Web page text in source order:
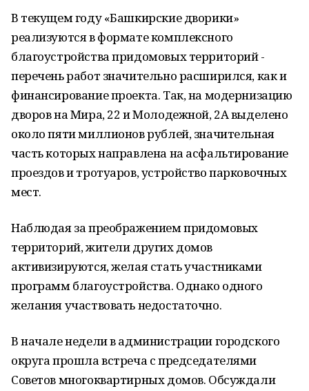
В текущем году «Башкирские дворики»
реализуются в формате комплексного
благоустройства придомовых территорий -
перечень работ значительно расширился, как и
финансирование проекта. Так, на модернизацию
дворов на Мира, 22 и Молодежной, 2А выделено
около пяти миллионов рублей, значительная
часть которых направлена на асфальтирование
проездов и тротуаров, устройство парковочных
мест.
Наблюдая за преображением придомовых
территорий, жители других домов
активизируются, желая стать участниками
программ благоустройства. Однако одного
желания участвовать недостаточно.
В начале недели в администрации городского
округа прошла встреча с председателями
Советов многоквартирных домов. Обсуждали